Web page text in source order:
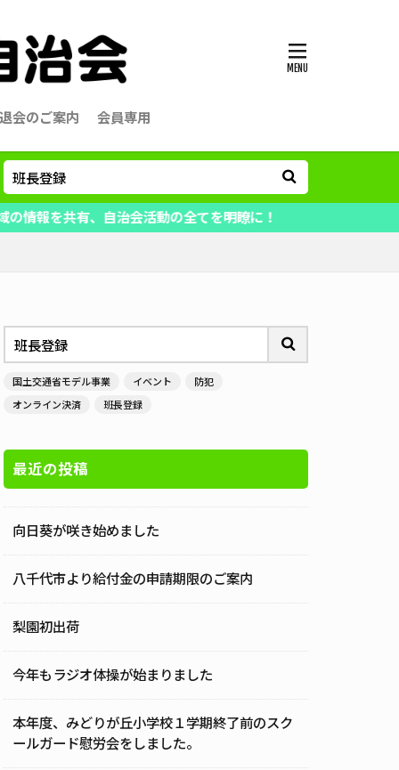
会のご案内 会員専用
、自治会活動の全てを明瞭に！
国土交通省モデル事業 イベント
防犯
オンライン決済
班長登録
最近の投稿
向日葵が咲き始めました
八千代市より給付金の申請期限のご案内
梨園初出荷
今年もラジオ体操が始まりました
本年度、みどりが丘小学校１学期終了前のスク
ールガード慰労会をしました。